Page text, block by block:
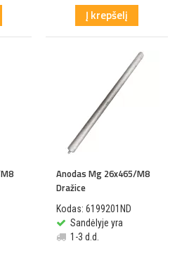
Į krepšelį
Anodas Mg 26x465/M8
Dražice
Kodas: 6199201ND
Sandėlyje yra
1-3 d.d.